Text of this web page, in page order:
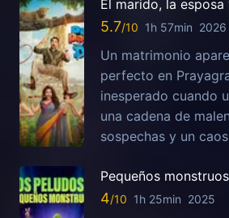
El marido, la esposa
5.7 1h 57min 2026
Un matrimonio
perfecto en
inesperado cuando
una cadena de
sospechas y un
Pequeños monstruos
4 1h 25min 2025